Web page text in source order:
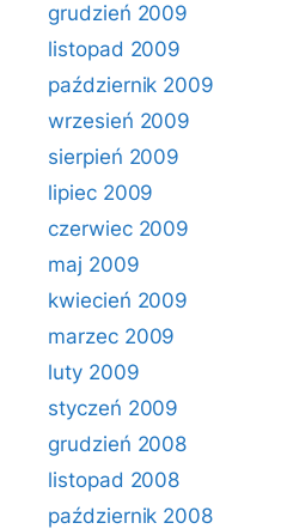
grudzień 2009
listopad 2009
październik 2009
wrzesień 2009
sierpień 2009
lipiec 2009
czerwiec 2009
maj 2009
kwiecień 2009
marzec 2009
luty 2009
styczeń 2009
grudzień 2008
listopad 2008
październik 2008